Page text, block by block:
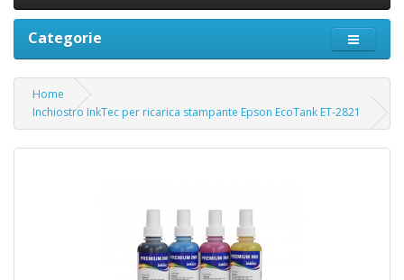
Categorie
Home
Inchiostro InkTec per ricarica stampante Epson EcoTank ET-2821